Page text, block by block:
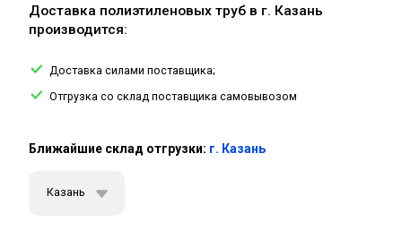
Доставка полиэтиленовых труб в г. Казань
производится:
Доставка силами поставщика;
Отгрузка со склад поставщика самовывозом
Ближайшие склад отгрузки: г. Казань
Казань